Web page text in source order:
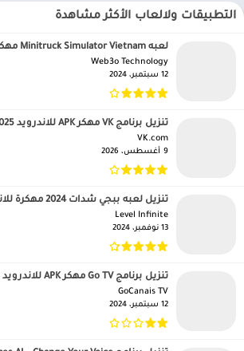
التطبيقات ولالعاب الأكثر مشاهدة
لعبه Minitruck Simulator Vietnam مهكرة للاندرويد APK 2025
Web3o Technology‏
12 سبتمبر، 2024
تنزيل برنامج VK مهكر APK للاندرويد 2025 للاندرويد
VK.com‏
9 أغسطس، 2026
تنزيل لعبه ببجي شدات 2024 مهكرة للاندرويد APK 2025
Level Infinite‏
13 نوفمبر، 2024
تنزيل برنامج Go TV مهكر APK للاندرويد 2025 للاندرويد
GoCanais TV‏
12 سبتمبر، 2024